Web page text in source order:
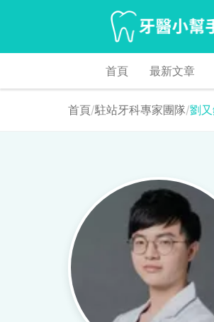
首頁 最新文章
首頁/駐站牙科專家團隊/劉